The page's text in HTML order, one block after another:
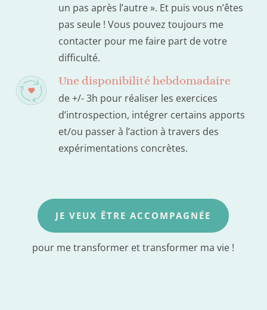
un pas après l’autre ». Et puis vous n’êtes
pas seule ! Vous pouvez toujours me
contacter pour me faire part de votre
difficulté.
Une disponibilité hebdomadaire
de +/- 3h pour réaliser les exercices
d’introspection, intégrer certains apports
et/ou passer à l’action à travers des
expérimentations concrètes.
JE VEUX ÊTRE ACCOMPAGNÉE
pour me transformer et transformer ma vie !